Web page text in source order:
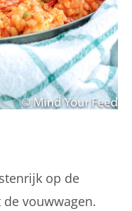
op de
vouwwagen.